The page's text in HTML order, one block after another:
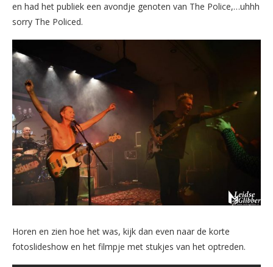
en had het publiek een avondje genoten van The Police,…uhhh
sorry The Policed.
Horen en zien hoe het was, kijk dan even naar de korte
fotoslideshow en het filmpje met stukjes van het optreden.